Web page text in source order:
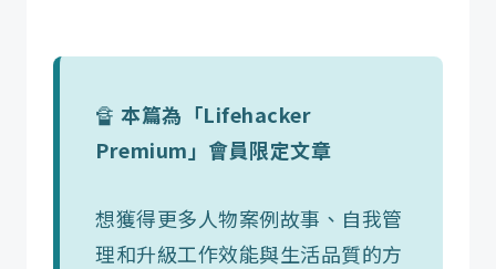
🔏 本篇為「Lifehacker
Premium」會員限定文章
想獲得更多人物案例故事、自我管
理和升級工作效能與生活品質的方